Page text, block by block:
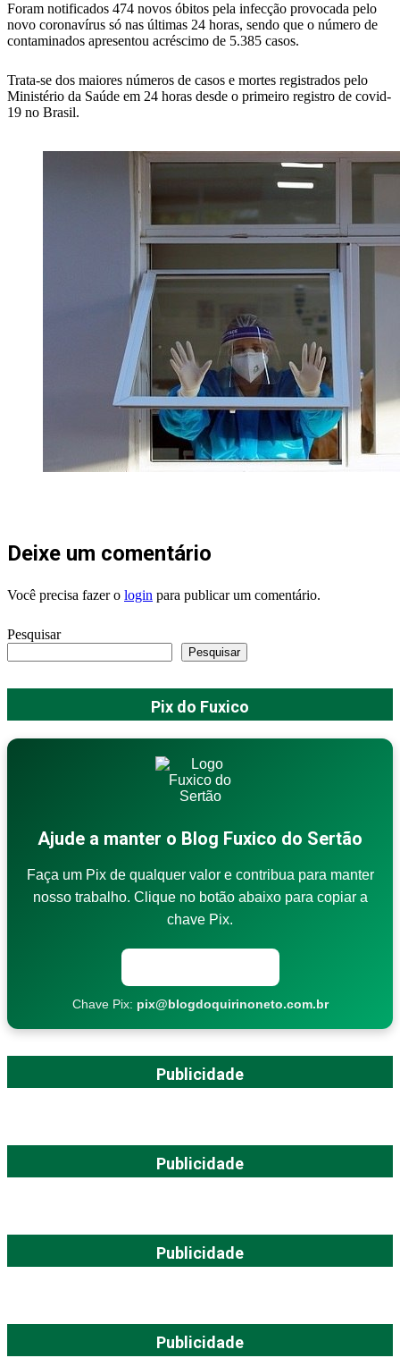
Foram notificados 474 novos óbitos pela infecção provocada pelo
novo coronavírus só nas últimas 24 horas, sendo que o número de
contaminados apresentou acréscimo de 5.385 casos.
Trata-se dos maiores números de casos e mortes registrados pelo
Ministério da Saúde em 24 horas desde o primeiro registro de covid-
19 no Brasil.
Deixe um comentário
Você precisa fazer o login para publicar um comentário.
Pesquisar
Pesquisar
Pix do Fuxico
Ajude a manter o Blog Fuxico do Sertão
Faça um Pix de qualquer valor e contribua para manter
nosso trabalho. Clique no botão abaixo para copiar a
chave Pix.
Chave Pix: pix@blogdoquirinoneto.com.br
Publicidade
Publicidade
Publicidade
Publicidade